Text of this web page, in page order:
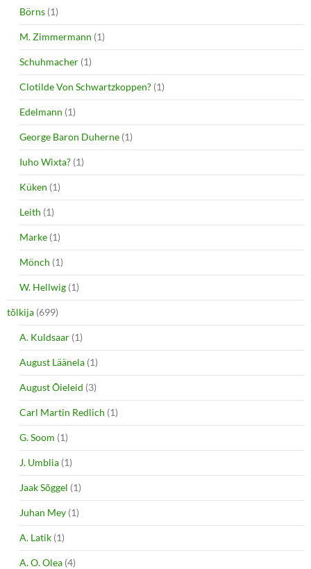
Börns (1)
M. Zimmermann (1)
Schuhmacher (1)
Clotilde Von Schwartzkoppen? (1)
Edelmann (1)
George Baron Duherne (1)
Iuho Wixta? (1)
Küken (1)
Leith (1)
Marke (1)
Mönch (1)
W. Hellwig (1)
tõlkija (699)
A. Kuldsaar (1)
August Läänela (1)
August Õieleid (3)
Carl Martin Redlich (1)
G. Soom (1)
J. Umblia (1)
Jaak Sõggel (1)
Juhan Mey (1)
A. Latik (1)
A. O. Olea (4)